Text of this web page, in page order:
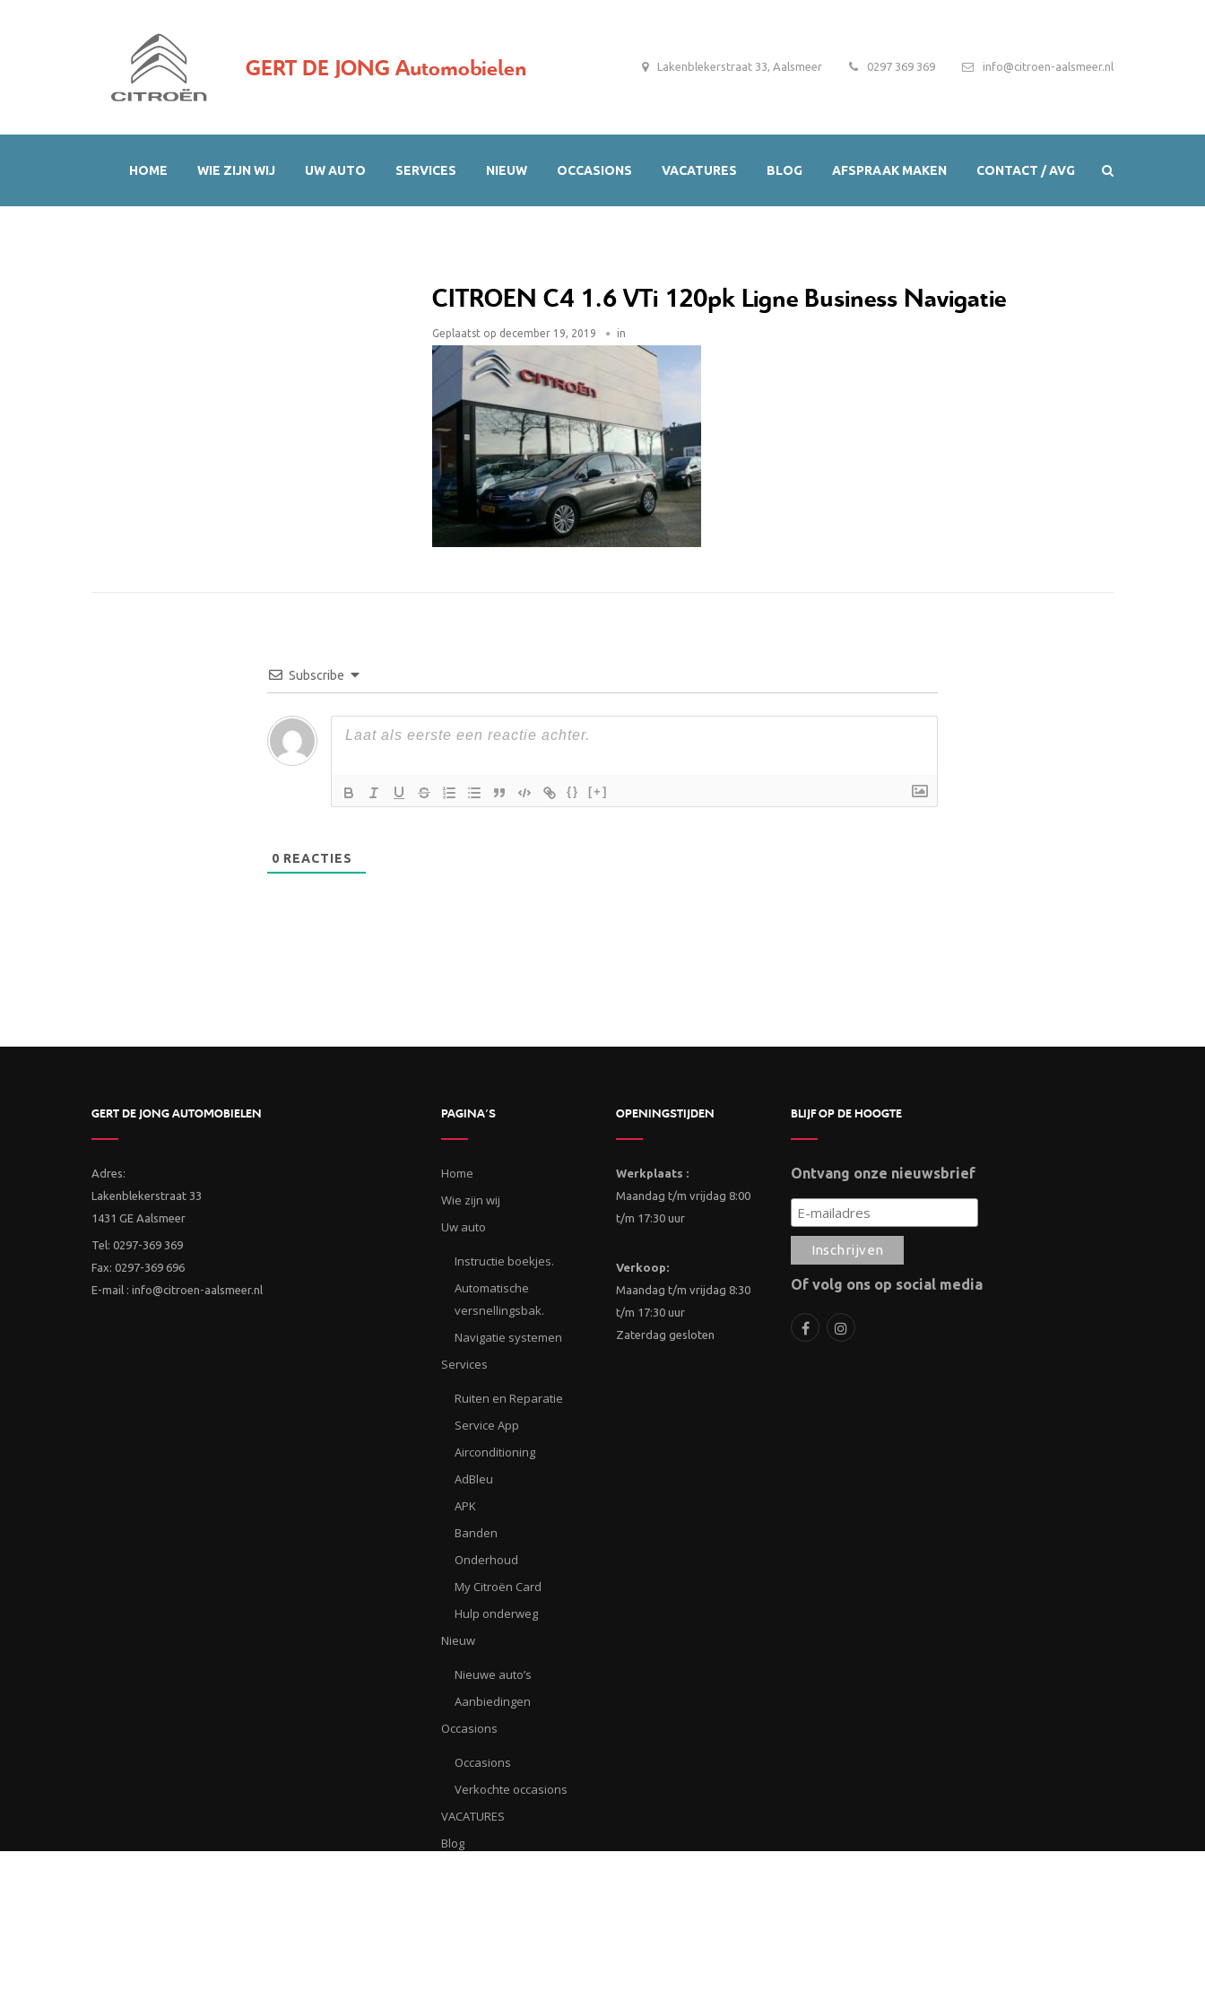
GERT DE JONG Automobielen Lakenblekerstraat 33, Aalsmeer 0297 369 369 info@citroen-aalsmeer.nl
HOME WIE ZIJN WIJ UW AUTO SERVICES NIEUW OCCASIONS VACATURES BLOG AFSPRAAK MAKEN CONTACT / AVG
CITROEN C4 1.6 VTi 120pk Ligne Business Navigatie
Geplaatst op december 19, 2019 in
Subscribe
{} [+]
0 REACTIES
GERT DE JONG AUTOMOBIELEN
Adres:
Lakenblekerstraat 33
1431 GE Aalsmeer
Tel: 0297-369 369
Fax: 0297-369 696
E-mail : info@citroen-aalsmeer.nl
PAGINA’S
Home
Wie zijn wij
Uw auto
Instructie boekjes.
Automatische
versnellingsbak.
Navigatie systemen
Services
Ruiten en Reparatie
Service App
Airconditioning
AdBleu
APK
Banden
Onderhoud
My Citroën Card
Hulp onderweg
Nieuw
Nieuwe auto’s
Aanbiedingen
Occasions
Occasions
Verkochte occasions
VACATURES
Blog
OPENINGSTIJDEN
Werkplaats :
Maandag t/m vrijdag 8:00
t/m 17:30 uur
Verkoop:
Maandag t/m vrijdag 8:30
t/m 17:30 uur
Zaterdag gesloten
BLIJF OP DE HOOGTE
Ontvang onze nieuwsbrief
Of volg ons op social media